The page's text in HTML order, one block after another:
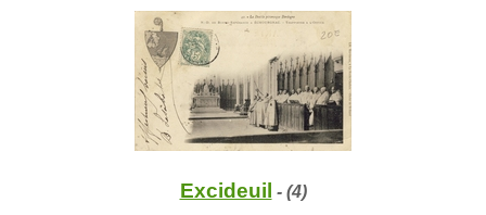
Excideuil - (4)